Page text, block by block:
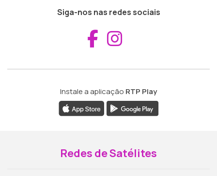
Siga-nos nas redes sociais
Aceder ao
Instale a aplicação RTP Play
Redes de Satélites